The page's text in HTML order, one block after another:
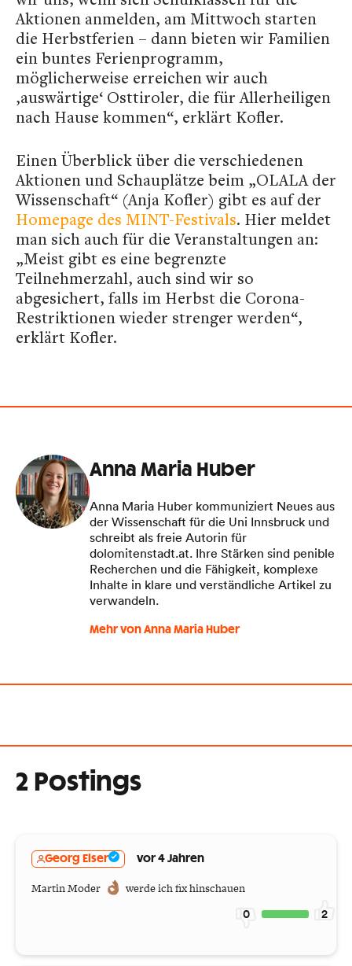
Aktionen anmelden, am Mittwoch starten
die Herbstferien – dann bieten wir Familien
ein buntes Ferienprogramm,
möglicherweise erreichen wir auch
‚auswärtige‘ Osttiroler, die für Allerheiligen
nach Hause kommen“, erklärt Kofler.
Einen Überblick über die verschiedenen
Aktionen und Schauplätze beim „OLALA der
Wissenschaft“ (Anja Kofler) gibt es auf der
Homepage des MINT-Festivals. Hier meldet
man sich auch für die Veranstaltungen an:
„Meist gibt es eine begrenzte
Teilnehmerzahl, auch sind wir so
abgesichert, falls im Herbst die Corona-
Restriktionen wieder strenger werden“,
erklärt Kofler.
Anna Maria Huber
Anna Maria Huber kommuniziert Neues aus
der Wissenschaft für die Uni Innsbruck und
schreibt als freie Autorin für
dolomitenstadt.at. Ihre Stärken sind penible
Recherchen und die Fähigkeit, komplexe
Inhalte in klare und verständliche Artikel zu
verwandeln.
Mehr von Anna Maria Huber
2 Postings
Georg Elser vor 4 Jahren
Martin Moder werde ich fix hinschauen
0 2